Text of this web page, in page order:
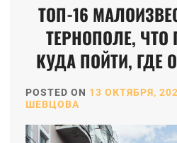
ТОП-16
ТЕРНОПОЛЕ, ЧТО
КУДА ПОЙТИ, ГДЕ
POSTED ON 13 ОКТЯБРЯ,
ШЕВЦОВА